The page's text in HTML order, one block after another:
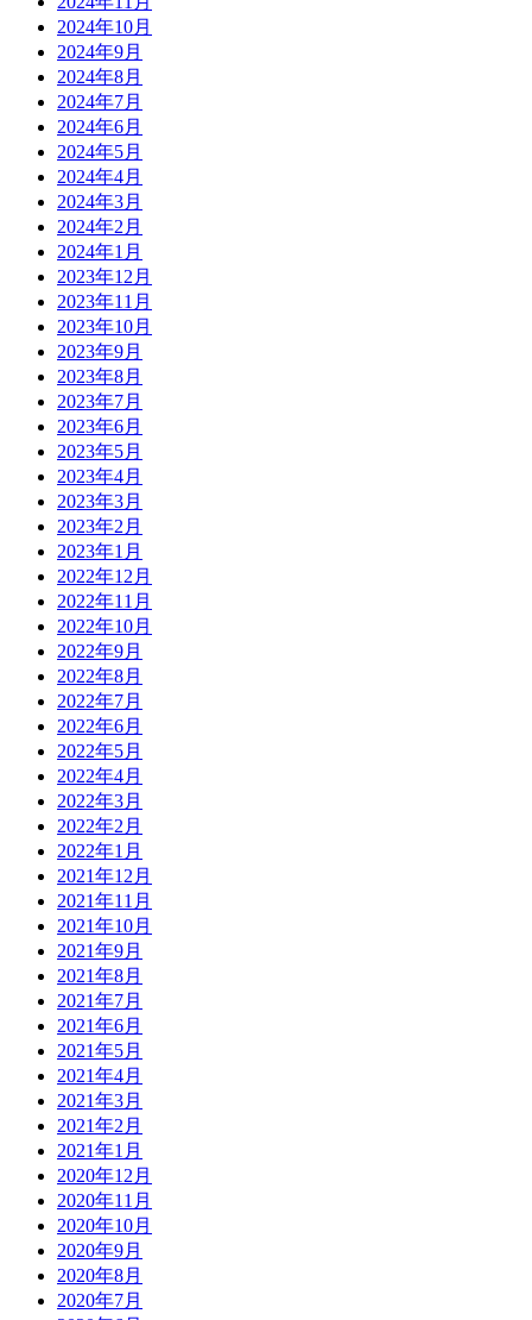
2024年10月
2024年9月
2024年8月
2024年7月
2024年6月
2024年5月
2024年4月
2024年3月
2024年2月
2024年1月
2023年12月
2023年11月
2023年10月
2023年9月
2023年8月
2023年7月
2023年6月
2023年5月
2023年4月
2023年3月
2023年2月
2023年1月
2022年12月
2022年11月
2022年10月
2022年9月
2022年8月
2022年7月
2022年6月
2022年5月
2022年4月
2022年3月
2022年2月
2022年1月
2021年12月
2021年11月
2021年10月
2021年9月
2021年8月
2021年7月
2021年6月
2021年5月
2021年4月
2021年3月
2021年2月
2021年1月
2020年12月
2020年11月
2020年10月
2020年9月
2020年8月
2020年7月